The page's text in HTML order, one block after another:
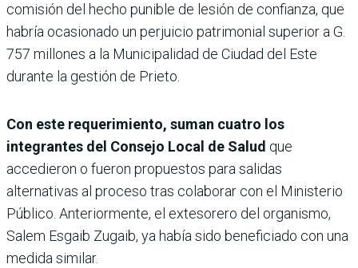
comisión del hecho punible de lesión de confianza, que
habría ocasionado un perjuicio patrimonial superior a G.
757 millones a la Municipalidad de Ciudad del Este
durante la gestión de Prieto.
Con este requerimiento, suman cuatro los
integrantes del Consejo Local de Salud que
accedieron o fueron propuestos para salidas
alternativas al proceso tras colaborar con el Ministerio
Público. Anteriormente, el extesorero del organismo,
Salem Esgaib Zugaib, ya había sido beneficiado con una
medida similar.